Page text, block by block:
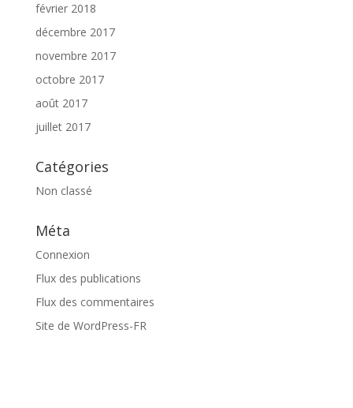
février 2018
décembre 2017
novembre 2017
octobre 2017
août 2017
juillet 2017
Catégories
Non classé
Méta
Connexion
Flux des publications
Flux des commentaires
Site de WordPress-FR